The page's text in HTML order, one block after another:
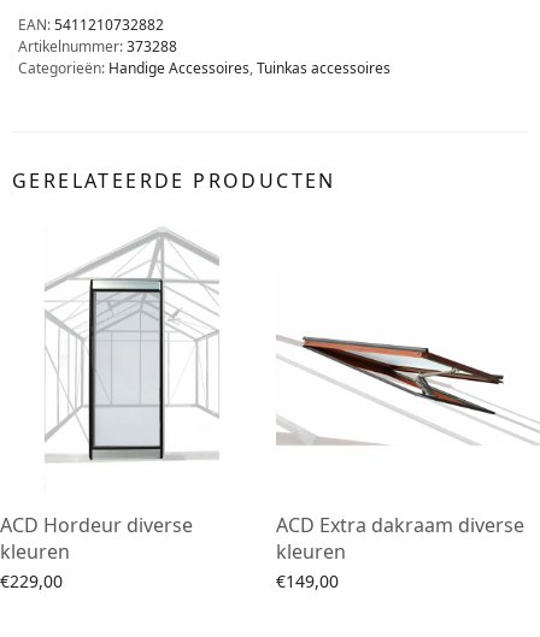
EAN:5411210732882
Artikelnummer:373288
Categorieën: Handige Accessoires,Tuinkas accessoires
GERELATEERDE PRODUCTEN
ACD Hordeur diverse
kleuren
€229,00
ACD Extra dakraam diverse
kleuren
€149,00